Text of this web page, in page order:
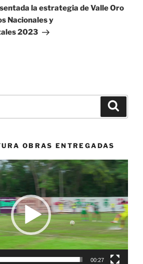
la estrategia de Valle Oro
Nacionales y
2023
OBRAS ENTREGADAS
00:27